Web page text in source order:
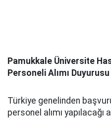
Pamukkale Üniversite
Personeli Alımı Duyurusu
Türkiye genelinden
personel alımı yapılacağı